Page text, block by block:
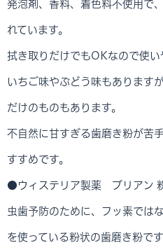
発泡剤、香料、着色料不使用で
れています。
拭き取りだけでもOKなので使い
いちご味やぶどう味もあります
だけのものもあります。
不自然に甘すぎる歯磨き粉が苦
すすめです。
●ウィステリア製薬 ブリアン
虫歯予防のために、フッ素では
を使っている粉状の歯磨き粉です